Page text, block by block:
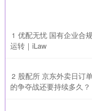
1 优配无忧 国有企业合
运转｜iLaw
2 股配所 京东外卖日订
的争夺战还要持续多久？